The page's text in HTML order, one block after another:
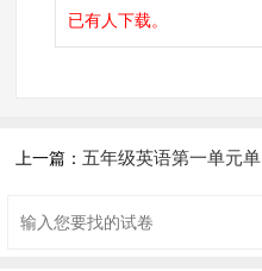
已有人下载。
上一篇： 五年级英语第一单元单